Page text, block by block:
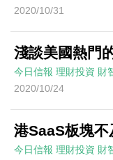
2020/10/31
淺談美國熱門
今日信報 理財投資 財
2020/10/24
港SaaS板塊不
今日信報 理財投資 財